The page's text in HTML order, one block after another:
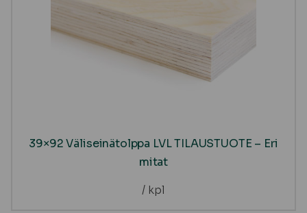
39×92 Väliseinätolppa LVL TILAUSTUOTE – Eri
mitat
/ kpl